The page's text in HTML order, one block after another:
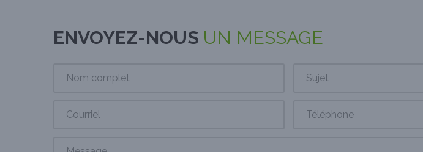
ENVOYEZ-NOUS UN MESSAGE